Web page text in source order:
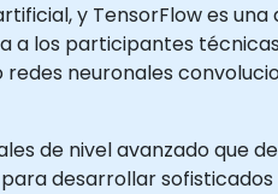
y TensorFlow es
a los participantes
neuronales
de nivel avanzado que
desarrollar sofisticados